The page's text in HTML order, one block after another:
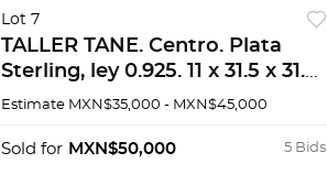
Lot 7
TALLER TANE. Centro. Plata
Sterling, ley 0.925. 11 x 31.5 x 31.5
cm. Peso: 2,317 g.
Estimate MXN$35,000 - MXN$45,000
5 Bids
Sold for MXN$50,000